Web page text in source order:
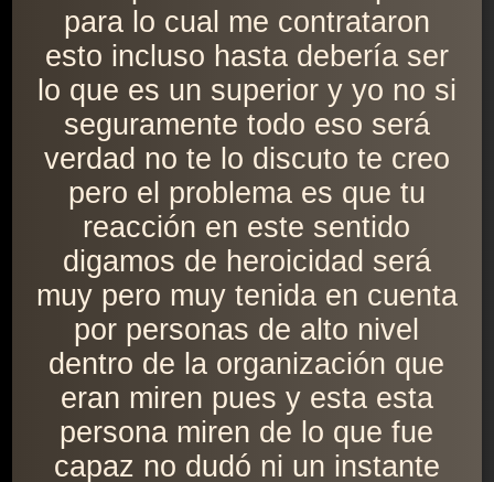
para lo cual me contrataron
esto incluso hasta debería ser
lo que es un superior y yo no si
seguramente todo eso será
verdad no te lo discuto te creo
pero el problema es que tu
reacción en este sentido
digamos de heroicidad será
muy pero muy tenida en cuenta
por personas de alto nivel
dentro de la organización que
eran miren pues y esta esta
persona miren de lo que fue
capaz no dudó ni un instante